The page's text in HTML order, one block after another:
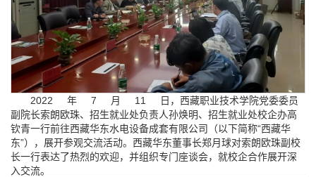
2022 年 7 月 11
日，西藏职业技术学院党委委员
副院长索朗欧珠、招生就业处负责人孙焕明、招生就业处校企办高
钦青一行前往西藏华东水电设备成套有限公司（以下简称“西藏华
东”），展开参观交流活动。西藏华东董事长郑月球对索朗欧珠副校
长一行表达了热烈的欢迎，并组织专门座谈会，就校企合作展开深
入交流。